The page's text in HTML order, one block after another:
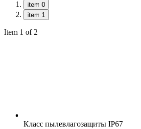
item 0
item 1
Item 1 of 2
Класс пылевлагозащиты IP67